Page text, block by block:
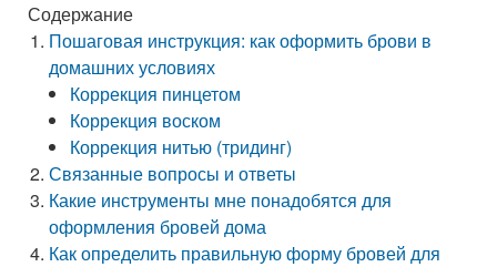
Содержание
Пошаговая инструкция: как оформить брови в
домашних условиях
Коррекция пинцетом
Коррекция воском
Коррекция нитью (тридинг)
Связанные вопросы и ответы
Какие инструменты мне понадобятся для
оформления бровей дома
Как определить правильную форму бровей для